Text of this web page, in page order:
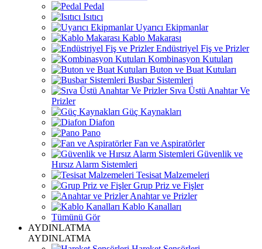
Pedal
Isıtıcı
Uyarıcı Ekipmanlar
Kablo Makarası
Endüstriyel Fiş ve Prizler
Kombinasyon Kutuları
Buton ve Buat Kutuları
Busbar Sistemleri
Sıva Üstü Anahtar Ve
Prizler
Güç Kaynakları
Diafon
Pano
Fan ve Aspiratörler
Güvenlik ve
Hırsız Alarm Sistemleri
Tesisat Malzemeleri
Grup Priz ve Fişler
Anahtar ve Prizler
Kablo Kanalları
Tümünü Gör
AYDINLATMA
AYDINLATMA